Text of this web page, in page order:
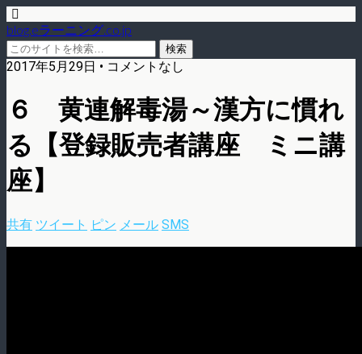
blog.eラーニング.co.jp
2017年5月29日 • コメントなし
６ 黄連解毒湯～漢方に慣れ
る【登録販売者講座 ミニ講
座】
共有 ツイート ピン メール SMS